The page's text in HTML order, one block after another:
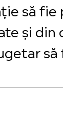
să
și